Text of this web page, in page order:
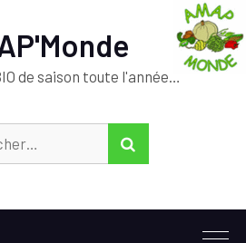
de saison toute l'année…